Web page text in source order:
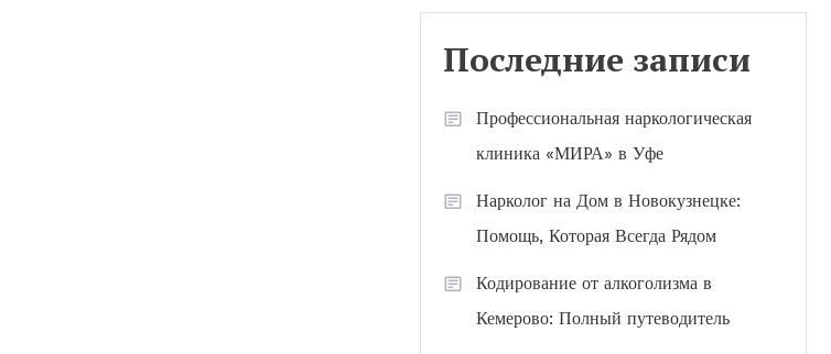
Последние записи
Профессиональная наркологическая
клиника «МИРА» в Уфе
Нарколог на Дом в Новокузнецке:
Помощь, Которая Всегда Рядом
Кодирование от алкоголизма в
Кемерово: Полный путеводитель